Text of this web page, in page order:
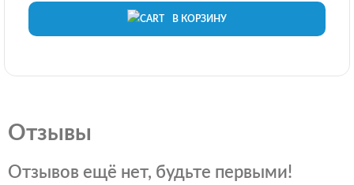
В КОРЗИНУ
Отзывы
Отзывов ещё нет, будьте первыми!